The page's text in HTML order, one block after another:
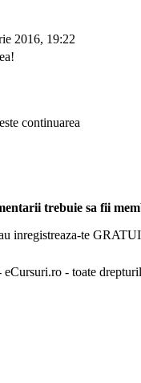
2016, 19:22
continuarea
trebuie sa fii
inregistreaza-te
- toate